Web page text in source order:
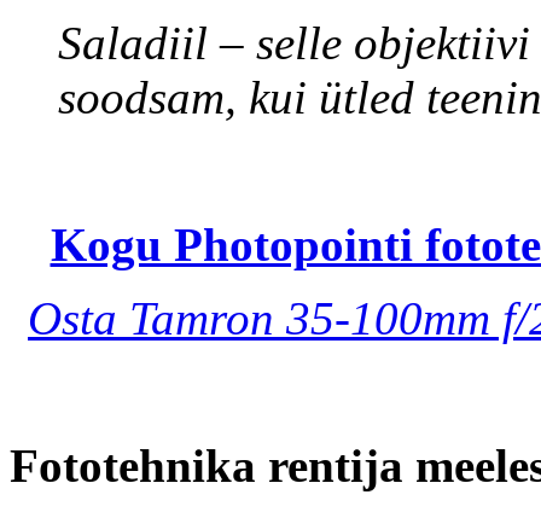
Saladiil – selle
soodsam, kui ütled
Kogu Photopointi
Osta Tamron 35-100mm
Fototehnika rentija